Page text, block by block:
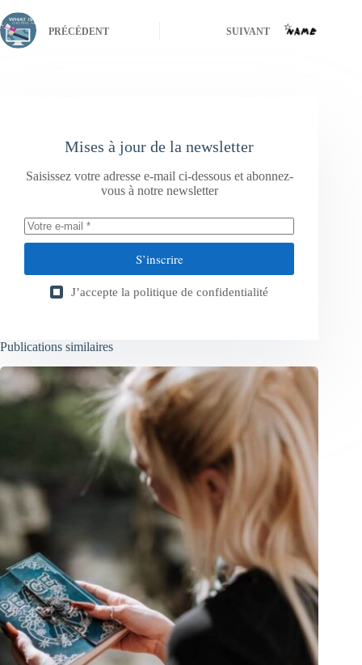
PRÉCÉDENT SUIVANT
Mises à jour de la newsletter
Saisissez votre adresse e-mail ci-dessous et abonnez-
vous à notre newsletter
S’inscrire
J’accepte la politique de confidentialité
Publications similaires